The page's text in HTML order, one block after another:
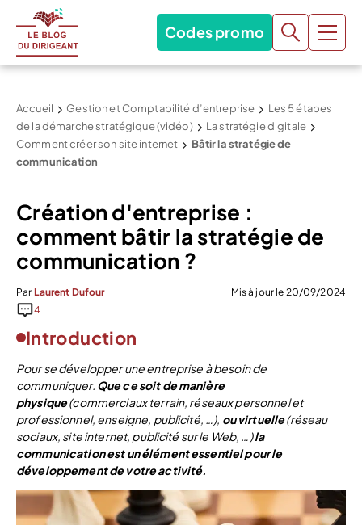
Codes promo
Accueil Gestion et Comptabilité d’entreprise
Les 5 étapes
de la démarche stratégique (vidéo)
La stratégie digitale
Comment créer son site internet
Bâtir la stratégie de
communication
Création d'entreprise :
comment bâtir la stratégie de
communication ?
Par Laurent Dufour
Mis à jour le 20/09/2024
4
Introduction
Pour se développer une entreprise à besoin de
communiquer. Que ce soit de manière
physique(commerciaux terrain, réseaux personnel et
professionnel, enseigne, publicité, …), ou virtuelle(réseau
sociaux, site internet, publicité sur le Web, …)la
communication est un élément essentiel pour le
développement de votre activité.